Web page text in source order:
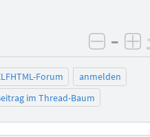
–
Forum
anmelden
im Thread-Baum